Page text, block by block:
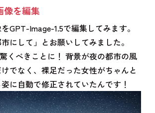
像を編集
GPT-Image-1.5で編集してみます。
市にして」とお願いしてみました。
くべきことに！ 背景が夜の都市の風
でなく、裸足だった女性がちゃんと
に自動で修正されていたんです！